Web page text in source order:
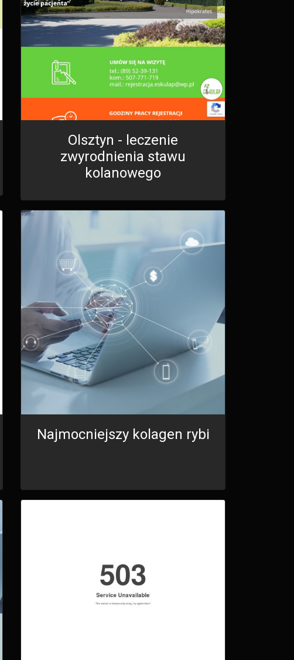
Olsztyn - leczenie
zwyrodnienia stawu
kolanowego
Najmocniejszy kolagen rybi